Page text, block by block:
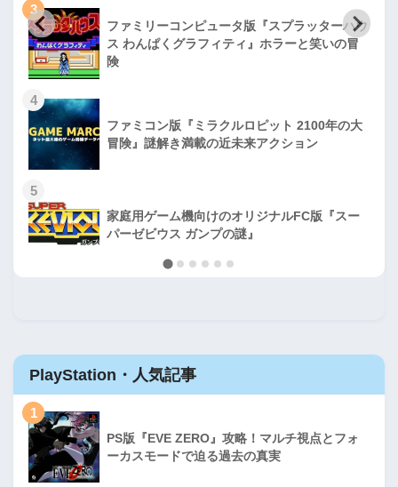
3
ファミリーコンピュータ版『スプラッターハウ
ス わんぱくグラフィティ』ホラーと笑いの冒
険
4
ファミコン版『ミラクルロピット 2100年の大
冒険』謎解き満載の近未来アクション
5
家庭用ゲーム機向けのオリジナルFC版『スー
パーゼビウス ガンプの謎』
PlayStation・人気記事
1
PS版『EVE ZERO』攻略！マルチ視点とフォ
ーカスモードで迫る過去の真実